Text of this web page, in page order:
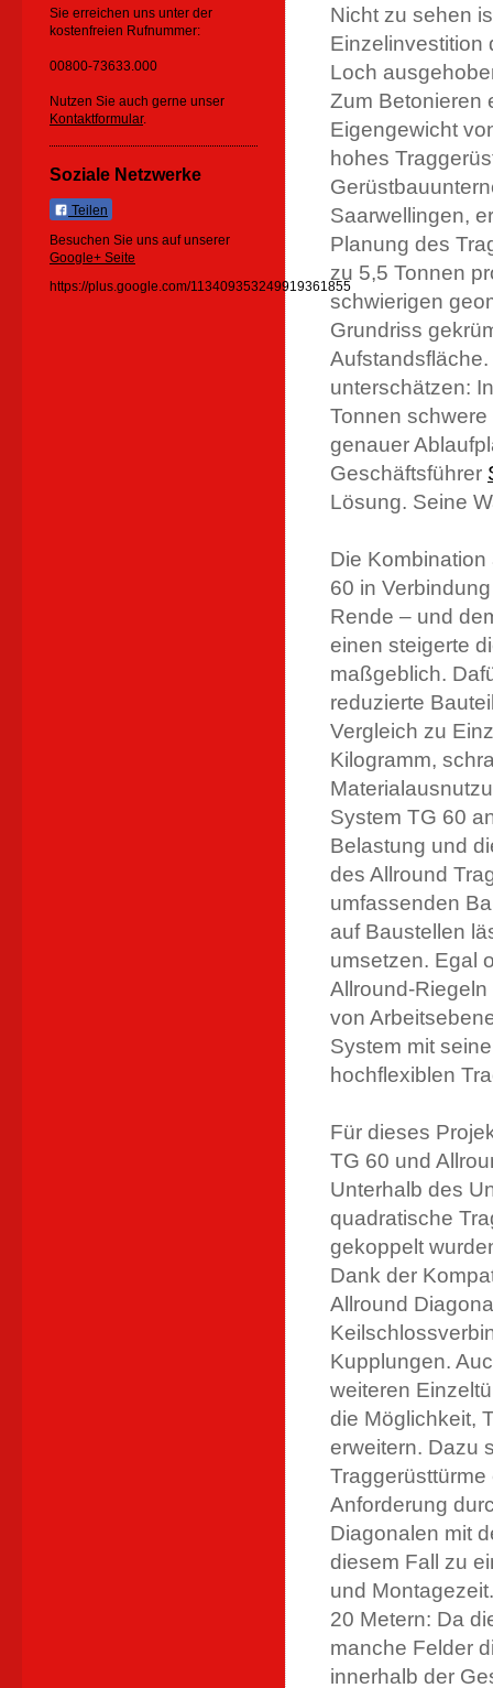
Nicht zu sehen
Einzelinvestition
Loch
Zum Betonieren
Eigengewicht
hohes
Saarwellingen,
Planung des
zu 5,5 Tonnen
schwierigen
Grundriss
unterschätzen:
Tonnen
genauer
Geschäftsführer
Lösung. Seine
Die
60 in
Rende – und
einen steigerte
maßgeblich.
reduzierte
Vergleich zu
Kilogramm,
System TG 60
Belastung und
des Allround
umfassenden
auf Baustellen
umsetzen. Egal
Allround-
von
System mit
hochflexiblen
Für dieses
TG 60 und
Unterhalb des
quadratische
gekoppelt
Dank der
Allround
Kupplungen.
weiteren
die Möglichkeit,
erweitern. Dazu
Anforderung
Diagonalen mit
diesem Fall zu
und
20 Metern: Da
manche Felder
innerhalb der
Sie erreichen uns unter der
kostenfreien Rufnummer:
00800-73633.000
Nutzen Sie auch gerne unser
Kontaktformular.
Soziale Netzwerke
Teilen
Besuchen Sie uns auf unserer
Google+ Seite
https://plus.google.com/113409353249919361855